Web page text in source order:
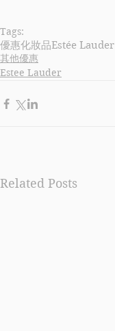
Tags:
優惠化妝品Estée Lauder
其他優惠
Estee Lauder
Related Posts